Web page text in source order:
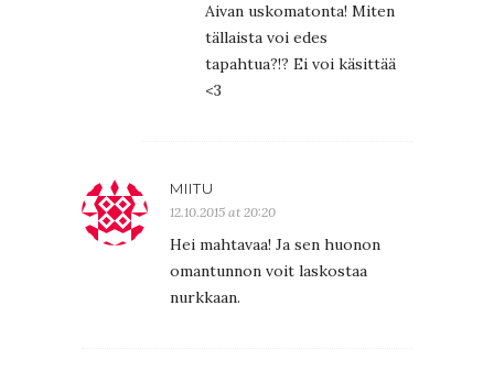
Aivan uskomatonta! Miten
tällaista voi edes
tapahtua?!? Ei voi käsittää
<3
MIITU
12.10.2015 at 20:20
Hei mahtavaa! Ja sen huonon
omantunnon voit laskostaa
nurkkaan.